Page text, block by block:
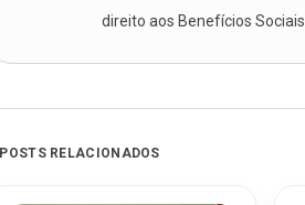
direito aos Benefícios Sociais.
POSTS RELACIONADOS